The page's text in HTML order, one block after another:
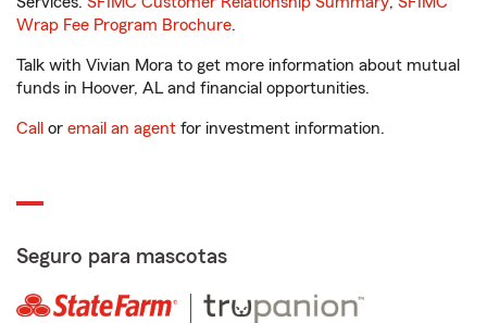
Wrap Fee Program Brochure.
Talk with Vivian Mora to get more information about mutual
funds in Hoover, AL and financial opportunities.
Call or email an agent for investment information.
Seguro para mascotas